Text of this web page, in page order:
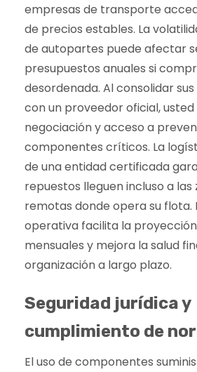
empresas de transporte
de precios estables. La
de autopartes puede afectar
presupuestos anuales si
desordenada. Al consolidar
con un proveedor oficial,
negociación y acceso a
componentes críticos. La
de una entidad certificada
repuestos lleguen incluso a las
remotas donde opera su flota.
operativa facilita la
mensuales y mejora la salud
organización a largo plazo.
Seguridad jurídica y
cumplimiento de
El uso de componentes